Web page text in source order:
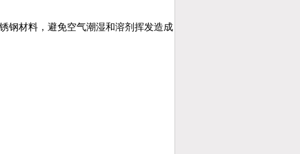
钢材料，避免空气潮湿和溶剂挥发造成